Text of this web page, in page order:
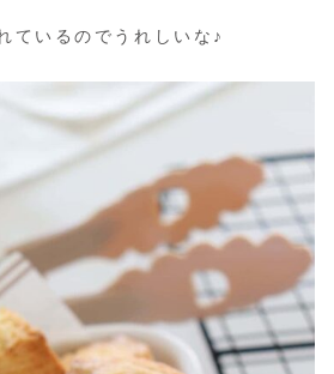
ているのでうれしいな♪